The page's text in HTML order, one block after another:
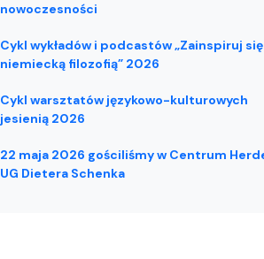
nowoczesności
Cykl wykładów i podcastów „Zainspiruj
niemiecką filozofią” 2026
Cykl warsztatów językowo-kulturowych
jesienią 2026
22 maja 2026 gościliśmy w Centrum
UG Dietera Schenka